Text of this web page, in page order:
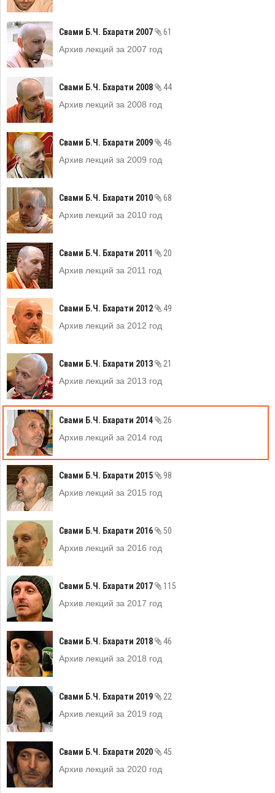
Свами Б.Ч. Бхарати 2007
61
Архив лекций за 2007 год
Свами Б.Ч. Бхарати 2008
44
Архив лекций за 2008 год
Свами Б.Ч. Бхарати 2009
46
Архив лекций за 2009 год
Свами Б.Ч. Бхарати 2010
68
Архив лекций за 2010 год
Свами Б.Ч. Бхарати 2011
20
Архив лекций за 2011 год
Свами Б.Ч. Бхарати 2012
49
Архив лекций за 2012 год
Свами Б.Ч. Бхарати 2013
21
Архив лекций за 2013 год
Свами Б.Ч. Бхарати 2014
26
Архив лекций за 2014 год
Свами Б.Ч. Бхарати 2015
98
Архив лекций за 2015 год
Свами Б.Ч. Бхарати 2016
50
Архив лекций за 2016 год
Свами Б.Ч. Бхарати 2017
115
Архив лекций за 2017 год
Свами Б.Ч. Бхарати 2018
46
Архив лекций за 2018 год
Свами Б.Ч. Бхарати 2019
22
Архив лекций за 2019 год
Свами Б.Ч. Бхарати 2020
45
Архив лекций за 2020 год